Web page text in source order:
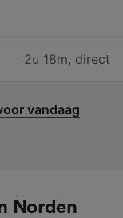
2u 18m, direct
vandaag
Norden